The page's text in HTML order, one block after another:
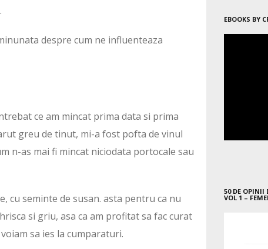
despre cum ne influenteaza
ce am mincat prima data si prima
greu de tinut, mi-a fost pofta de vinul
n-as mai fi mincat niciodata portocale sau
cu seminte de susan. asta pentru ca nu
si griu, asa ca am profitat sa fac curat
sa ies la cumparaturi.
EBOOKS BY
50 DE OPINII
VOL 1 –